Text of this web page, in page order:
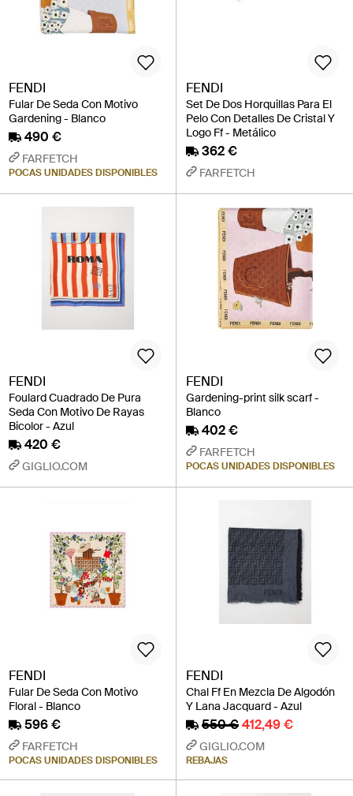
FENDI
Fular De Seda Con Motivo
Gardening - Blanco
490 €
FARFETCH
POCAS UNIDADES DISPONIBLES
FENDI
Set De Dos Horquillas Para El
Pelo Con Detalles De Cristal Y
Logo Ff - Metálico
362 €
FARFETCH
FENDI
Foulard Cuadrado De Pura
Seda Con Motivo De Rayas
Bicolor - Azul
420 €
GIGLIO.COM
FENDI
Gardening-print silk scarf -
Blanco
402 €
FARFETCH
POCAS UNIDADES DISPONIBLES
FENDI
Fular De Seda Con Motivo
Floral - Blanco
596 €
FARFETCH
POCAS UNIDADES DISPONIBLES
FENDI
Chal Ff En Mezcla De Algodón
Y Lana Jacquard - Azul
550 €412,49 €
GIGLIO.COM
REBAJAS